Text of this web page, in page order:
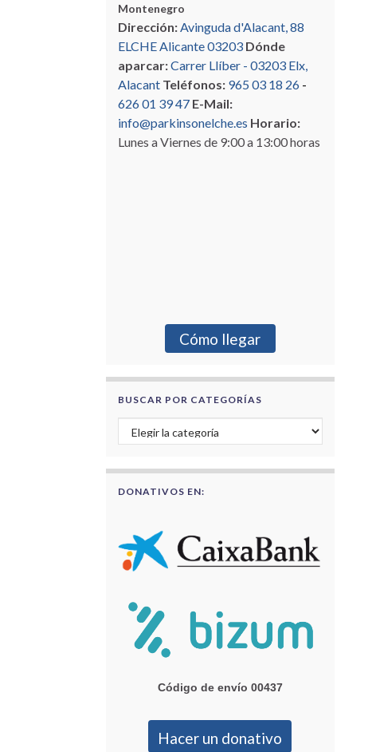
Montenegro
Dirección:Avinguda d'Alacant, 88
ELCHE Alicante 03203 Dónde
aparcar:Carrer Llíber - 03203 Elx,
Alacant Teléfonos: 965 03 18 26-
626 01 39 47 E-Mail:
info@parkinsonelche.es Horario:
Lunes a Viernes de 9:00 a 13:00 horas
Cómo llegar
BUSCAR POR CATEGORÍAS
Buscar por categorías
DONATIVOS EN:
Código de envío 00437
Hacer un donativo